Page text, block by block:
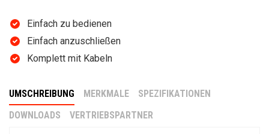
Einfach zu bedienen
Einfach anzuschließen
Komplett mit Kabeln
UMSCHREIBUNG MERKMALE
SPEZIFIKATIONEN
DOWNLOADS
VERTRIEBSPARTNER